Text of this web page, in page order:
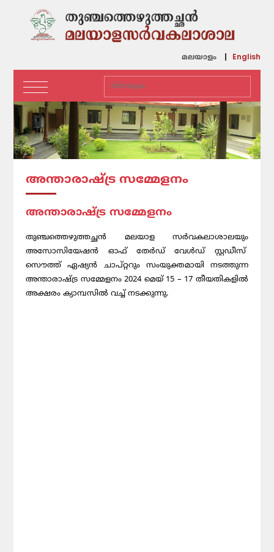
മലയാളം English
അന്താരാഷ്ട്ര സമ്മേളനം
അന്താരാഷ്ട്ര സമ്മേളനം
തുഞ്ചത്തെഴുത്തച്ഛൻ മലയാള സർവകലാശാലയും
അസോസിയേഷൻ ഓഫ് തേർഡ് വേൾഡ് സ്റ്റഡീസ്
സൌത്ത് ഏഷ്യൻ ചാപ്റ്ററും സംയുക്തമായി നടത്തുന്ന
അന്താരാഷ്ട്ര സമ്മേളനം 2024 മെയ് 15 – 17 തീയതികളിൽ
അക്ഷരം ക്യാമ്പസിൽ വച്ച് നടക്കുന്നു.